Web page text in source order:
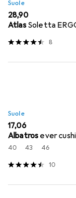
Suole
EUR
28,90
Atlas Soletta
8
Suole
EUR
17,06
Albatros ever
40 43 46
10